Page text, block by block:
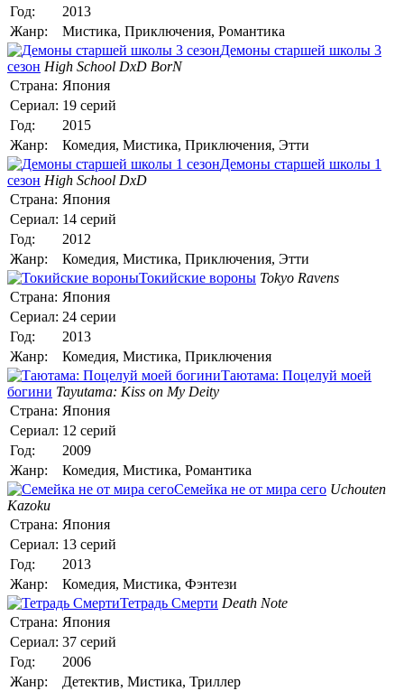
Год:
2013
Жанр:
Мистика, Приключения, Романтика
Демоны старшей школы 3
сезон High School DxD BorN
Страна: Япония
Сериал: 19 серий
Год:
2015
Жанр:
Комедия, Мистика, Приключения, Этти
Демоны старшей школы 1
сезон High School DxD
Страна: Япония
Сериал: 14 серий
Год:
2012
Жанр:
Комедия, Мистика, Приключения, Этти
Токийские вороны Tokyo Ravens
Страна: Япония
Сериал: 24 серии
Год:
2013
Жанр:
Комедия, Мистика, Приключения
Таютама: Поцелуй моей
богини Tayutama: Kiss on My Deity
Страна: Япония
Сериал: 12 серий
Год:
2009
Жанр:
Комедия, Мистика, Романтика
Семейка не от мира сего Uchouten
Kazoku
Страна: Япония
Сериал: 13 серий
Год:
2013
Жанр:
Комедия, Мистика, Фэнтези
Тетрадь Смерти Death Note
Страна: Япония
Сериал: 37 серий
Год:
2006
Жанр:
Детектив, Мистика, Триллер